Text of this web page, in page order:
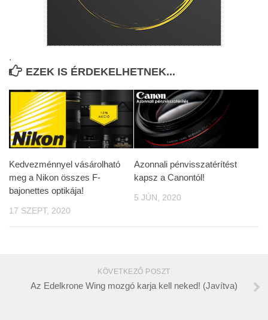
.
EZEK IS ÉRDEKELHETNEK...
Kedvezménnyel vásárolható
meg a Nikon összes F-
bajonettes optikája!
17 SZEPT, 2020
Azonnali pénvisszatérítést
kapsz a Canontól!
5 JÚN, 2020
KÖVETKEZŐ POSZT
Az Edelkrone Wing mozgó karja kell neked! (Javítva)